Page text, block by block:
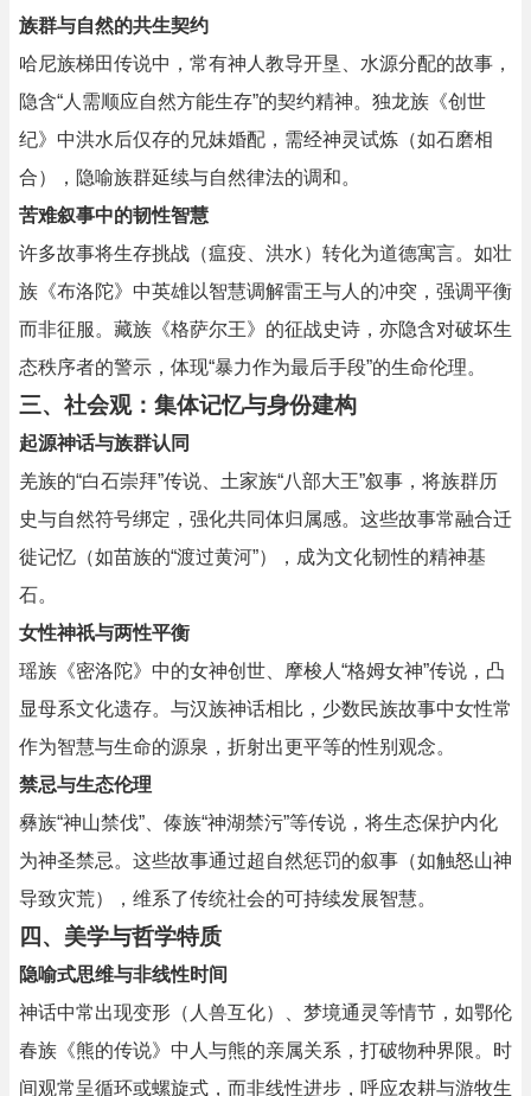
族群与自然的共生契约
哈尼族梯田传说中，常有神人教导开垦、水源分配的故事，
隐含“人需顺应自然方能生存”的契约精神。独龙族《创世
纪》中洪水后仅存的兄妹婚配，需经神灵试炼（如石磨相
合），隐喻族群延续与自然律法的调和。
苦难叙事中的韧性智慧
许多故事将生存挑战（瘟疫、洪水）转化为道德寓言。如壮
族《布洛陀》中英雄以智慧调解雷王与人的冲突，强调平衡
而非征服。藏族《格萨尔王》的征战史诗，亦隐含对破坏生
态秩序者的警示，体现“暴力作为最后手段”的生命伦理。
三、社会观：集体记忆与身份建构
起源神话与族群认同
羌族的“白石崇拜”传说、土家族“八部大王”叙事，将族群历
史与自然符号绑定，强化共同体归属感。这些故事常融合迁
徙记忆（如苗族的“渡过黄河”），成为文化韧性的精神基
石。
女性神祇与两性平衡
瑶族《密洛陀》中的女神创世、摩梭人“格姆女神”传说，凸
显母系文化遗存。与汉族神话相比，少数民族故事中女性常
作为智慧与生命的源泉，折射出更平等的性别观念。
禁忌与生态伦理
彝族“神山禁伐”、傣族“神湖禁污”等传说，将生态保护内化
为神圣禁忌。这些故事通过超自然惩罚的叙事（如触怒山神
导致灾荒），维系了传统社会的可持续发展智慧。
四、美学与哲学特质
隐喻式思维与非线性时间
神话中常出现变形（人兽互化）、梦境通灵等情节，如鄂伦
春族《熊的传说》中人与熊的亲属关系，打破物种界限。时
间观常呈循环或螺旋式，而非线性进步，呼应农耕与游牧生